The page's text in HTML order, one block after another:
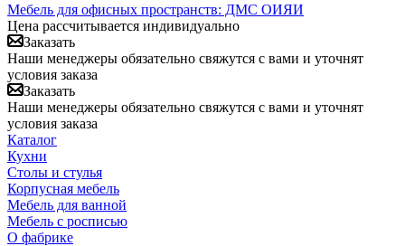
Мебель для офисных пространств: ДМС ОИЯИ
Цена рассчитывается индивидуально
Заказать
Наши менеджеры обязательно свяжутся с вами и уточнят
условия заказа
Заказать
Наши менеджеры обязательно свяжутся с вами и уточнят
условия заказа
Каталог
Кухни
Столы и стулья
Корпусная мебель
Мебель для ванной
Мебель с росписью
О фабрике